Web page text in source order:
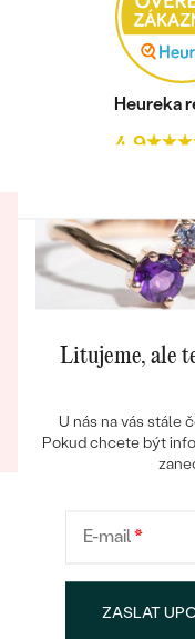
Heureka
4.9
To nejlepší
Úžasný osobní
výroba, design, vkus.
Naprosto úžasný
design vstřícnost
12.03.2025
Litujeme, ale
U nás na vás stále
Pokud chcete být
E-mail*
ZASLAT